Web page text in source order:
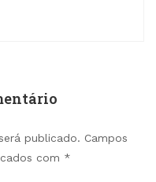
publicado. Campos
com *